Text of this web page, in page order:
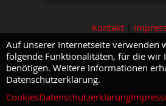
Kontakt|
Auf unserer Internetseite verwenden
folgende Funktionalitäten, für die wir
benötigen. Weitere Informationen
Datenschutzerklärung.
CookiesDatenschutzerklärung